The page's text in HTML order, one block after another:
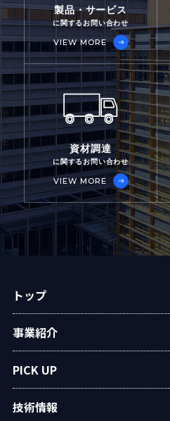
製品・サービス
に関するお問い合わせ
VIEW MORE
資材調達
に関するお問い合わせ
VIEW MORE
トップ
事業紹介
アフターサービス
民生熱エネルギー
PICK UP
技術情報